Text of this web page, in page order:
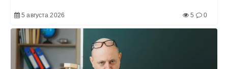
5 августа 2026 5 0